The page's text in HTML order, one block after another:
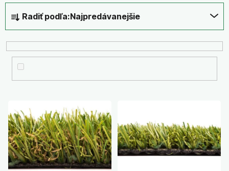
R
a
d
e
r
o
d
u
k
Radiť podľa:Najpredávanejšie
ý
p
s